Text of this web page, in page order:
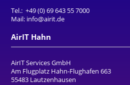
Tel.:+49 (0) 69 643 55 7000
Mail: info@airit.de
AirIT Hahn
AirIT Services GmbH
Am Flugplatz Hahn-Flughafen 663
55483 Lautzenhausen